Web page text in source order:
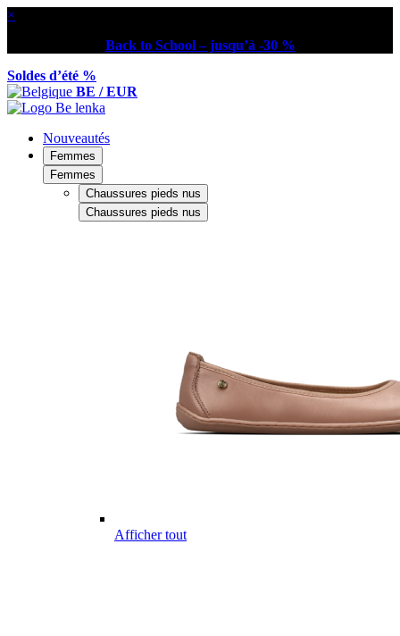
×
Back to School – jusqu’à -30 %
Soldes d’été %
BE / EUR
Nouveautés
Femmes
Femmes
Chaussures pieds nus
Chaussures pieds nus
Afficher tout